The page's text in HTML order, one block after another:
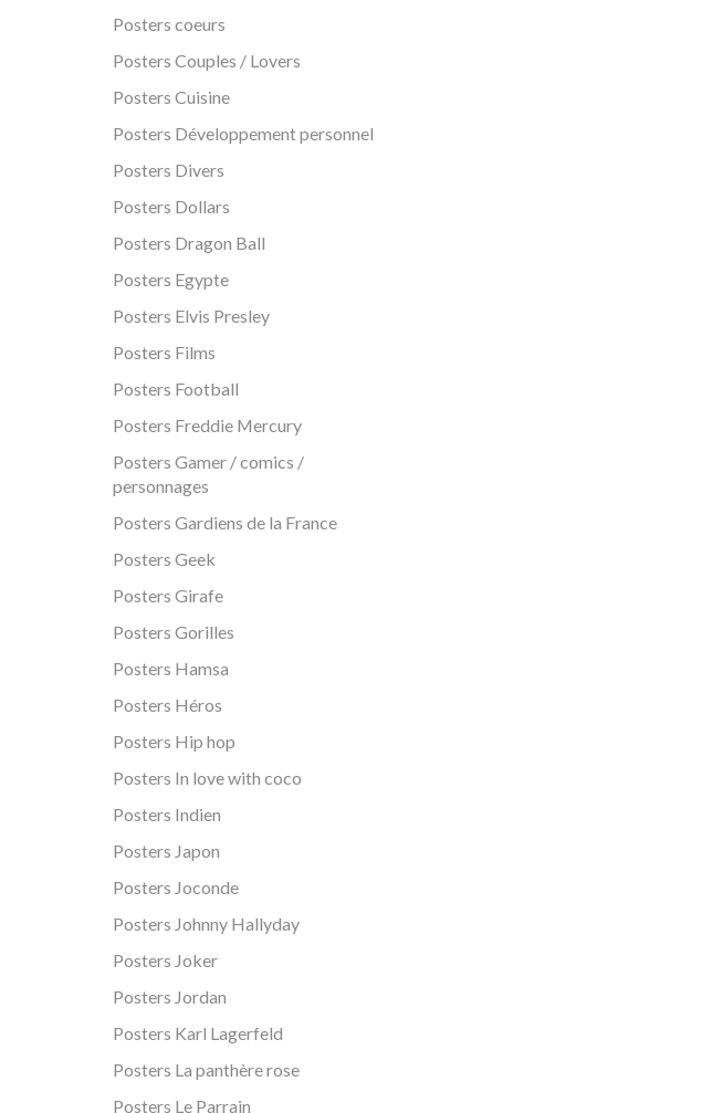
Posters coeurs
Posters Couples / Lovers
Posters Cuisine
Posters Développement personnel
Posters Divers
Posters Dollars
Posters Dragon Ball
Posters Egypte
Posters Elvis Presley
Posters Films
Posters Football
Posters Freddie Mercury
Posters Gamer / comics /
personnages
Posters Gardiens de la France
Posters Geek
Posters Girafe
Posters Gorilles
Posters Hamsa
Posters Héros
Posters Hip hop
Posters In love with coco
Posters Indien
Posters Japon
Posters Joconde
Posters Johnny Hallyday
Posters Joker
Posters Jordan
Posters Karl Lagerfeld
Posters La panthère rose
Posters Le Parrain